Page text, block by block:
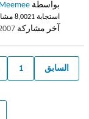
بواسطة Meemee
استجابة 1 8,002 مشاهدات
آخر مشاركة PM
السابق 1